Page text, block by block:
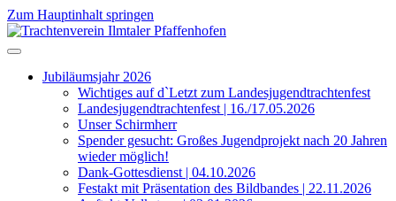
Zum Hauptinhalt springen
Jubiläumsjahr 2026
Wichtiges auf d`Letzt zum Landesjugendtrachtenfest
Landesjugendtrachtenfest | 16./17.05.2026
Unser Schirmherr
Spender gesucht: Großes Jugendprojekt nach 20 Jahren
wieder möglich!
Dank-Gottesdienst | 04.10.2026
Festakt mit Präsentation des Bildbandes | 22.11.2026